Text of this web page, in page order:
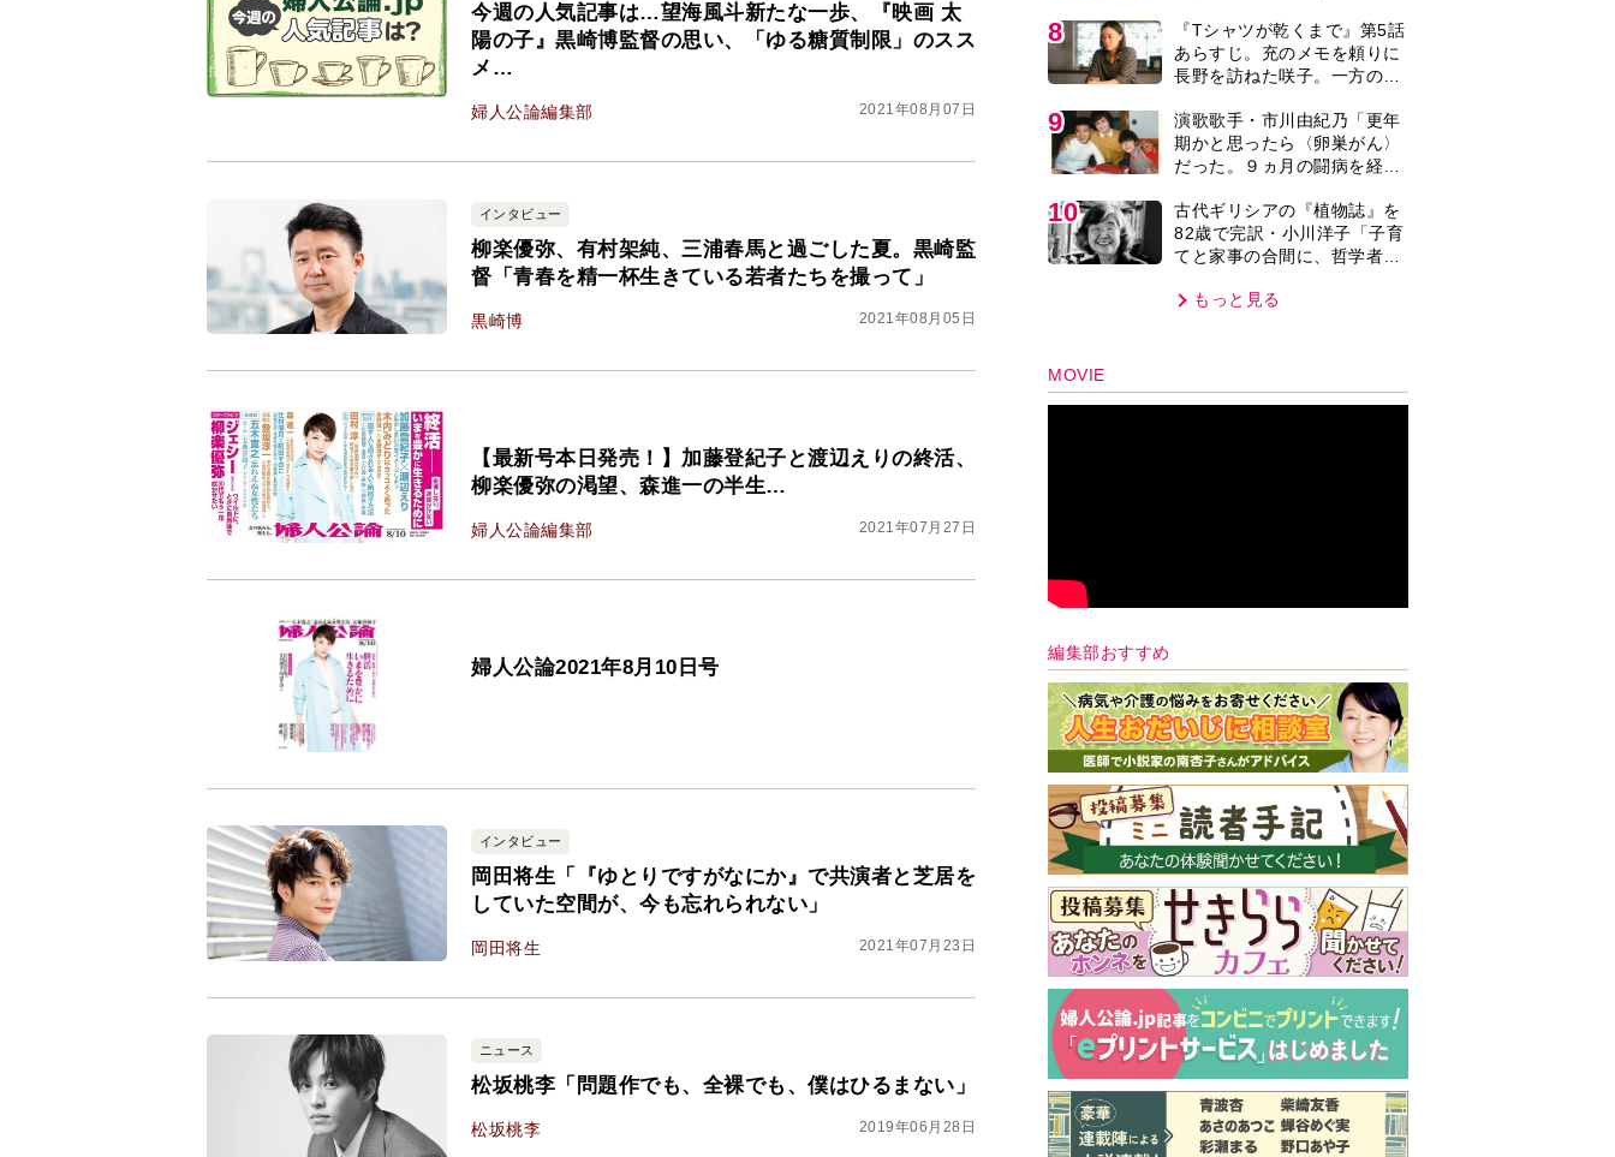
今週の人気記事は…望海風斗新たな一歩、『映画 太
陽の子』黒崎博監督の思い、「ゆる糖質制限」のスス
メ…
婦人公論編集部 2021年08月07日
インタビュー
柳楽優弥、有村架純、三浦春馬と過ごした夏。黒崎監
督「青春を精一杯生きている若者たちを撮って」
黒崎博 2021年08月05日
【最新号本日発売！】加藤登紀子と渡辺えりの終活、
柳楽優弥の渇望、森進一の半生…
婦人公論編集部 2021年07月27日
婦人公論2021年8月10日号
インタビュー
岡田将生「『ゆとりですがなにか』で共演者と芝居を
していた空間が、今も忘れられない」
岡田将生 2021年07月23日
ニュース
松坂桃李「問題作でも、全裸でも、僕はひるまない」
松坂桃李 2019年06月28日
線？」「子どもの話だと…」
8
『Tシャツが乾くまで』第5話
あらすじ。充のメモを頼りに
長野を訪ねた咲子。一方の樹
タバレあり＞
9
演歌歌手・市川由紀乃「更年
期かと思ったら〈卵巣がん〉
だった。９ヵ月の闘病を経て
紙を今も支えに」【2026上半
期BEST】
10
古代ギリシアの『植物誌』を
82歳で完訳・小川洋子「子育
てと家事の合間に、哲学者テ
年」もっと見る
MOVIE
編集部おすすめ